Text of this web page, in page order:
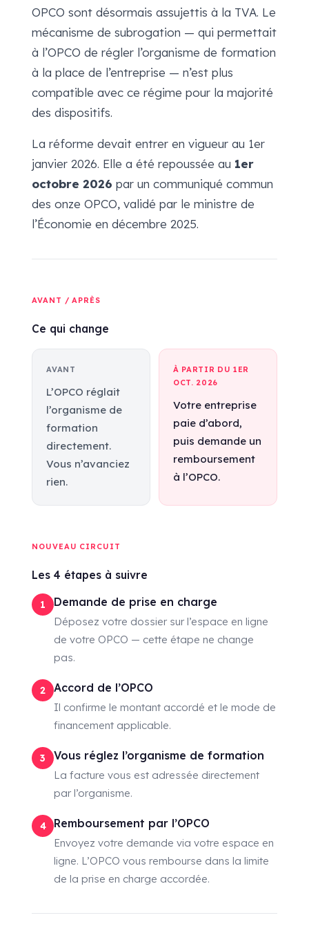
OPCO sont désormais assujettis à la TVA. Le
mécanisme de subrogation — qui permettait
à l’OPCO de régler l’organisme de formation
à la place de l’entreprise — n’est plus
compatible avec ce régime pour la majorité
des dispositifs.
La réforme devait entrer en vigueur au 1er
janvier 2026. Elle a été repoussée au 1er
octobre 2026 par un communiqué commun
des onze OPCO, validé par le ministre de
l’Économie en décembre 2025.
AVANT / APRÈS
Ce qui change
AVANT
L’OPCO réglait
l’organisme de
formation
directement.
Vous n’avanciez
rien.
À PARTIR DU 1ER
OCT. 2026
Votre entreprise
paie d’abord,
puis demande un
remboursement
à l’OPCO.
NOUVEAU CIRCUIT
Les 4 étapes à suivre
1 Demande de prise en charge
Déposez votre dossier sur l’espace en ligne
de votre OPCO — cette étape ne change
pas.
2 Accord de l’OPCO
Il confirme le montant accordé et le mode de
financement applicable.
3 Vous réglez l’organisme de formation
La facture vous est adressée directement
par l’organisme.
4 Remboursement par l’OPCO
Envoyez votre demande via votre espace en
ligne. L’OPCO vous rembourse dans la limite
de la prise en charge accordée.